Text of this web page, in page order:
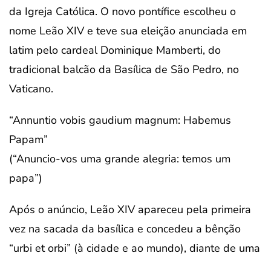
da Igreja Católica. O novo pontífice escolheu o
nome Leão XIV e teve sua eleição anunciada em
latim pelo cardeal Dominique Mamberti, do
tradicional balcão da Basílica de São Pedro, no
Vaticano.
“Annuntio vobis gaudium magnum: Habemus
Papam”
(“Anuncio-vos uma grande alegria: temos um
papa”)
Após o anúncio, Leão XIV apareceu pela primeira
vez na sacada da basílica e concedeu a bênção
“urbi et orbi” (à cidade e ao mundo), diante de uma